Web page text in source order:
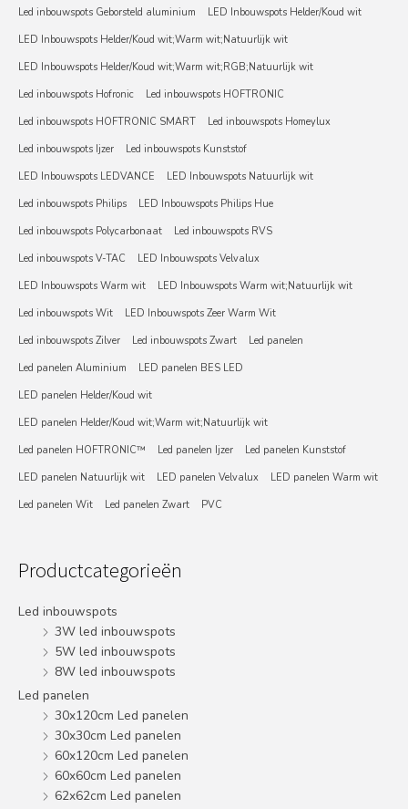
Led inbouwspots Geborsteld aluminium
LED Inbouwspots Helder/Koud wit
LED Inbouwspots Helder/Koud wit;Warm wit;Natuurlijk wit
LED Inbouwspots Helder/Koud wit;Warm wit;RGB;Natuurlijk wit
Led inbouwspots Hofronic
Led inbouwspots HOFTRONIC
Led inbouwspots HOFTRONIC SMART
Led inbouwspots Homeylux
Led inbouwspots Ijzer
Led inbouwspots Kunststof
LED Inbouwspots LEDVANCE
LED Inbouwspots Natuurlijk wit
Led inbouwspots Philips
LED Inbouwspots Philips Hue
Led inbouwspots Polycarbonaat
Led inbouwspots RVS
Led inbouwspots V-TAC
LED Inbouwspots Velvalux
LED Inbouwspots Warm wit
LED Inbouwspots Warm wit;Natuurlijk wit
Led inbouwspots Wit
LED Inbouwspots Zeer Warm Wit
Led inbouwspots Zilver
Led inbouwspots Zwart
Led panelen
Led panelen Aluminium
LED panelen BES LED
LED panelen Helder/Koud wit
LED panelen Helder/Koud wit;Warm wit;Natuurlijk wit
Led panelen HOFTRONIC™
Led panelen Ijzer
Led panelen Kunststof
LED panelen Natuurlijk wit
LED panelen Velvalux
LED panelen Warm wit
Led panelen Wit
Led panelen Zwart PVC
Productcategorieën
Led inbouwspots
3W led inbouwspots
5W led inbouwspots
8W led inbouwspots
Led panelen
30x120cm Led panelen
30x30cm Led panelen
60x120cm Led panelen
60x60cm Led panelen
62x62cm Led panelen